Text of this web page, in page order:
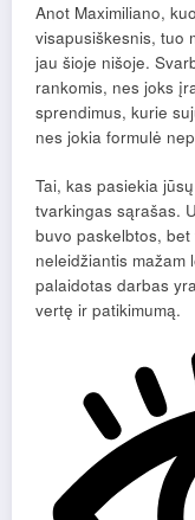
Anot Maximiliano,
visapusiškesnis, tuo
jau šioje nišoje.
rankomis, nes joks
sprendimus, kurie
nes jokia formulė
Tai, kas pasiekia
tvarkingas sąrašas.
buvo paskelbtos,
neleidžiantis mažam
palaidotas darbas
vertę ir patikimumą.